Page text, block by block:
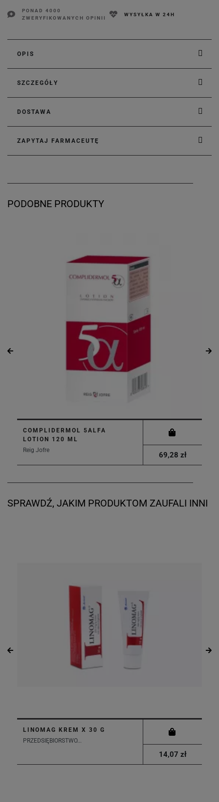
PONAD 4000
ZWERYFIKOWANYCH OPINII
WYSYŁKA W 24H
OPIS
SZCZEGÓŁY
DOSTAWA
ZAPYTAJ FARMACEUTĘ
PODOBNE PRODUKTY
COMPLIDERMOL 5ALFA
LOTION 120 ML
Reig Jofre
69,28 zł
SPRAWDŹ, JAKIM PRODUKTOM ZAUFALI INNI
LINOMAG KREM X 30 G
PRZEDSIĘBIORSTWO...
14,07 zł